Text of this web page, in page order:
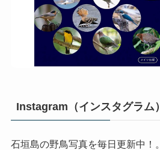
Instagram（インスタグラム）
石垣島の野鳥写真を毎日更新中！。